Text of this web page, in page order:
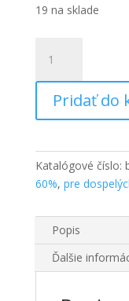
19 na sklade
PEAX
TATRY
DÚHA
-
šatka
Pridať do
Katalógové číslo:
60%, pre
Popis
Ďalšie